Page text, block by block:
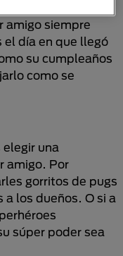
y pasar
amigo siempre
el día en que llegó
su cumpleaños
como se
una
amigo. Por
gorritos de pugs
a los dueños. O si a
súper poder sea